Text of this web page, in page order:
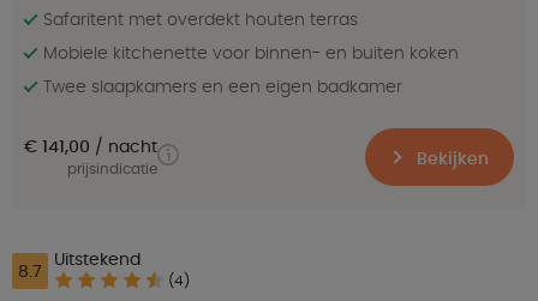
Safaritent met overdekt houten terras
Mobiele kitchenette voor binnen- en buiten koken
Twee slaapkamers en een eigen badkamer
€ 141,00 nacht
prijsindicatie Bekijken
8.7 Uitstekend
(4)